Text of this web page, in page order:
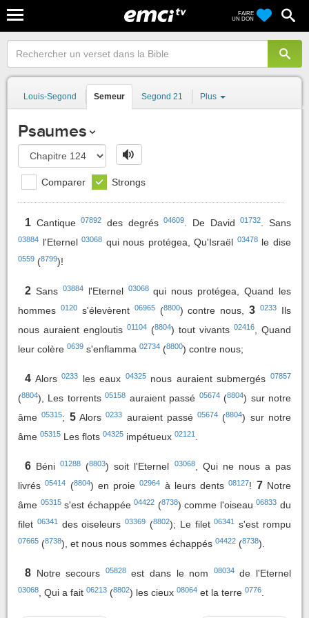
FAIRE
UN DON
Louis-Segond Semeur Segond 21 Plus
Psaumes
Comparer Strongs
1 Cantique07892 des degrés04609 . De David01732 . Sans
03884 l'Eternel03068 qui nous protégea, Qu'Israël 03478le dise
0559 (8799)!
2 Sans 03884l'Eternel 03068qui nous protégea, Quand les
hommes 0120s'élevèrent 06965(8800) contre nous, 3 0233
Ils
nous auraient engloutis 01104 (8804) tout vivants 02416
, Quand
leur colère 0639 s'enflamma 02734 (8800) contre nous;
4 Alors0233 les eaux 04325nous auraient submergés07857
(8804), Les torrents05158 auraient passé 05674(8804) sur notre
âme05315; 5 Alors0233 auraient passé05674 (8804) sur notre
âme 05315 Les flots 04325 impétueux 02121
6 Béni01288 (8803) soit l'Eternel 03068, Qui ne nous a pas
livrés05414 (8804) en proie02964 à leurs dents08127! 7 Notre
âme 05315s'est échappée04422 (8738) comme l'oiseau06833 du
filet 06341des oiseleurs03369 (8802); Le filet06341 s'est rompu
07665 (8738), et nous nous sommes échappés 04422 (8738).
8 Notre secours 05828est dans le nom 08034de l'Eternel
03068 , Qui a fait 06213 (8802) les cieux 08064 et la terre 0776